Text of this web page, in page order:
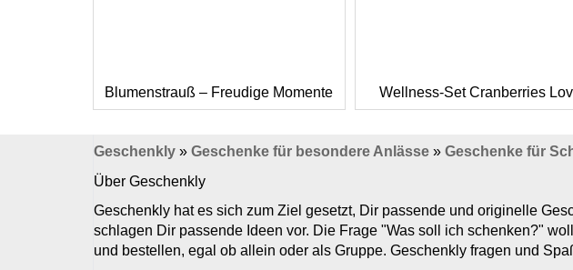
Blumenstrauß – Freudige Momente Wellness-Set Cranberries
Geschenkly » Geschenke für besondere Anlässe » Geschenke für
Über Geschenkly
Geschenkly hat es sich zum Ziel gesetzt, Dir passende und originelle
schlagen Dir passende Ideen vor. Die Frage "Was soll ich schenken?"
und bestellen, egal ob allein oder als Gruppe. Geschenkly fragen und